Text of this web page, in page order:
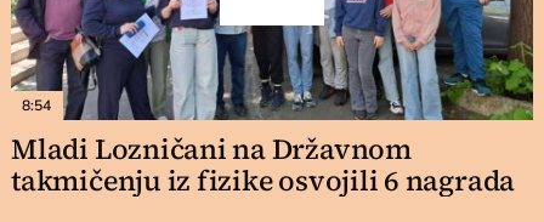
8:54
Mladi Lozničani na Državnom
takmičenju iz fizike osvojili 6 nagrada